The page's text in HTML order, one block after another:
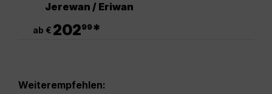
Jerewan / Eriwan
ab € 20299*
Weiterempfehlen: